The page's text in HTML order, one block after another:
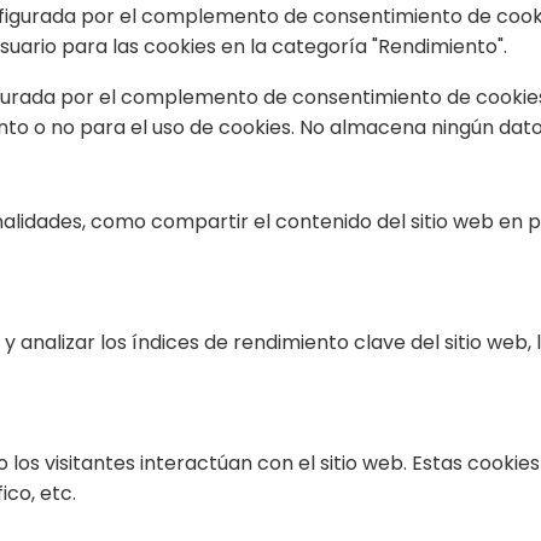
por el complemento de consentimiento de
para las cookies en la categoría "Rendimiento".
por el complemento de consentimiento de
o no para el uso de cookies. No almacena ningún
como compartir el contenido del sitio web
los índices de rendimiento clave del sitio
visitantes interactúan con el sitio web. Estas
etc.